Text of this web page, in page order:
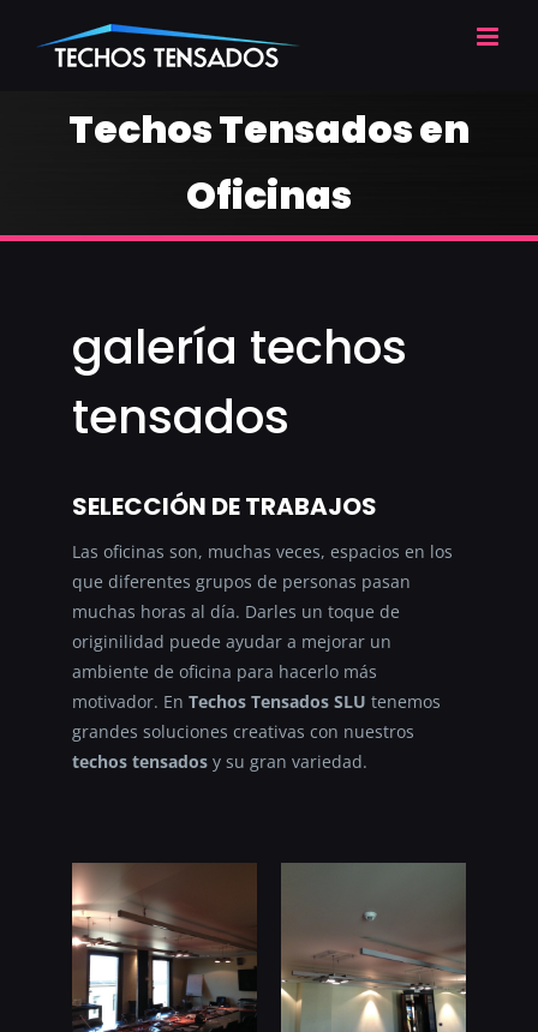
content
Techos Tensados en
Oficinas
galería techos
tensados
SELECCIÓN DE TRABAJOS
Las oficinas son, muchas veces, espacios en los
que diferentes grupos de personas pasan
muchas horas al día. Darles un toque de
originilidad puede ayudar a mejorar un
ambiente de oficina para hacerlo más
motivador. En Techos Tensados SLU tenemos
grandes soluciones creativas con nuestros
techos tensados y su gran variedad.